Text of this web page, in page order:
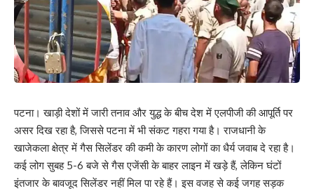
पटना। खाड़ी देशों में जारी तनाव और युद्ध के बीच देश में एलपीजी की आपूर्ति पर
असर दिख रहा है, जिससे पटना में भी संकट गहरा गया है। राजधानी के
खाजेकला क्षेत्र में गैस सिलेंडर की कमी के कारण लोगों का धैर्य जवाब दे रहा है।
कई लोग सुबह 5-6 बजे से गैस एजेंसी के बाहर लाइन में खड़े हैं, लेकिन घंटों
इंतजार के बावजूद सिलेंडर नहीं मिल पा रहे हैं। इस वजह से कई जगह सड़क